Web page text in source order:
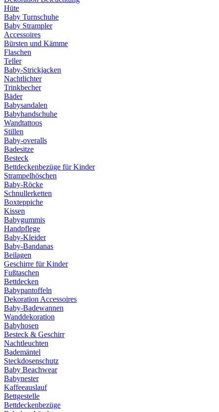
Hüte
Baby Turnschuhe
Baby Strampler
Accessoires
Bürsten und Kämme
Flaschen
Teller
Baby-Strickjacken
Nachtlichter
Trinkbecher
Bäder
Babysandalen
Babyhandschuhe
Wandtattoos
Stillen
Baby-overalls
Badesitze
Besteck
Bettdeckenbezüge für Kinder
Strampelhöschen
Baby-Röcke
Schnullerketten
Boxteppiche
Kissen
Babygummis
Handpflege
Baby-Kleider
Baby-Bandanas
Beilagen
Geschirre für Kinder
Fußtaschen
Bettdecken
Babypantoffeln
Dekoration Accessoires
Baby-Badewannen
Wanddekoration
Babyhosen
Besteck & Geschirr
Nachtleuchten
Bademäntel
Steckdosenschutz
Baby Beachwear
Babynester
Kaffeeauslauf
Bettgestelle
Bettdeckenbezüge